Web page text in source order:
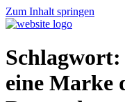
Zum Inhalt springen
Schlagwort:
eine Marke